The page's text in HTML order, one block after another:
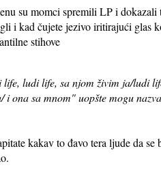
su momci spremili LP i
i kad čujete jezivo iritirajući glas
stihove
life, ludi life, sa njom živim ja/ludi
i ona sa mnom" uopšte mogu
kakav to đavo tera ljude da se